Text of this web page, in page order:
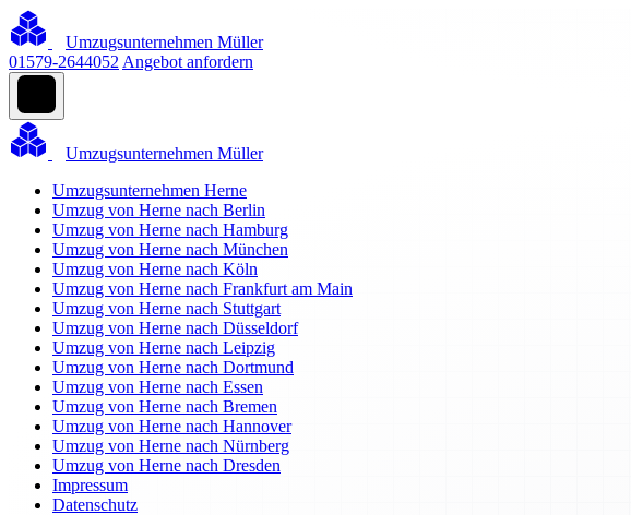
Umzugsunternehmen Müller
01579-2644052 Angebot anfordern
Umzugsunternehmen Müller
Umzugsunternehmen Herne
Umzug von Herne nach Berlin
Umzug von Herne nach Hamburg
Umzug von Herne nach München
Umzug von Herne nach Köln
Umzug von Herne nach Frankfurt am Main
Umzug von Herne nach Stuttgart
Umzug von Herne nach Düsseldorf
Umzug von Herne nach Leipzig
Umzug von Herne nach Dortmund
Umzug von Herne nach Essen
Umzug von Herne nach Bremen
Umzug von Herne nach Hannover
Umzug von Herne nach Nürnberg
Umzug von Herne nach Dresden
Impressum
Datenschutz